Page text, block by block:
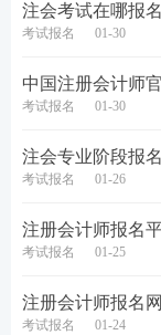
2.报名费标准按
门、财政部门
发票，请依据报
通知公告执行。
3.报名人员(不
2023 年 8 月 7
未通过资格审
2023年注
注会考试在哪报
考试报名 01-30
中国注册会计师
考试报名 01-30
注会专业阶段报
考试报名 01-26
注册会计师报名
考试报名 01-25
注册会计师报名
考试报名 01-24